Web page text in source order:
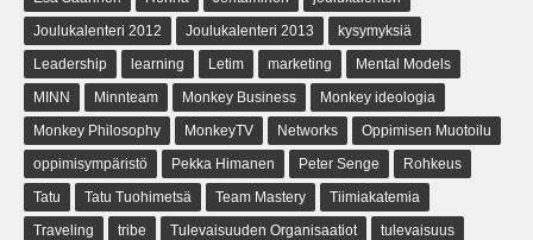
Joulukalenteri 2012
Joulukalenteri 2013
kysymyksiä
Leadership
learning Letim marketing
Mental Models
MINN
Minnteam Monkey Business
Monkey ideologia
Monkey Philosophy
MonkeyTV Networks
Oppimisen Muotoilu
oppimisympäristö
Pekka Himanen Peter Senge
Rohkeus
Tatu
Tatu Tuohimetsä Team Mastery
Tiimiakatemia
Traveling
tribe Tulevaisuuden Organisaatiot
tulevaisuus